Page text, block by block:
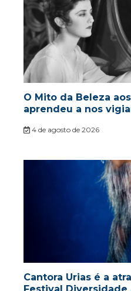
O Mito da Beleza
aprendeu a nos
4 de agosto de 2026
Cantora Urias é a